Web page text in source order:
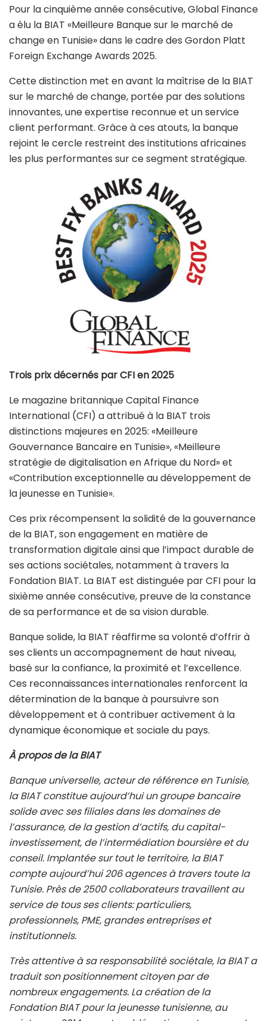
Pour la cinquième année consécutive, Global Finance
a élu la BIAT «Meilleure Banque sur le marché de
change en Tunisie» dans le cadre des Gordon Platt
Foreign Exchange Awards 2025.
Cette distinction met en avant la maîtrise de la BIAT
sur le marché de change, portée par des solutions
innovantes, une expertise reconnue et un service
client performant. Grâce à ces atouts, la banque
rejoint le cercle restreint des institutions africaines
les plus performantes sur ce segment stratégique.
Trois prix décernés par CFI en 2025
Le magazine britannique Capital Finance
International (CFI) a attribué à la BIAT trois
distinctions majeures en 2025: «Meilleure
Gouvernance Bancaire en Tunisie», «Meilleure
stratégie de digitalisation en Afrique du Nord» et
«Contribution exceptionnelle au développement de
la jeunesse en Tunisie».
Ces prix récompensent la solidité de la gouvernance
de la BIAT, son engagement en matière de
transformation digitale ainsi que l’impact durable de
ses actions sociétales, notamment à travers la
Fondation BIAT. La BIAT est distinguée par CFI pour la
sixième année consécutive, preuve de la constance
de sa performance et de sa vision durable.
Banque solide, la BIAT réaffirme sa volonté d’offrir à
ses clients un accompagnement de haut niveau,
basé sur la confiance, la proximité et l’excellence.
Ces reconnaissances internationales renforcent la
détermination de la banque à poursuivre son
développement et à contribuer activement à la
dynamique économique et sociale du pays.
À propos de la BIAT
Banque universelle, acteur de référence en Tunisie,
la BIAT constitue aujourd’hui un groupe bancaire
solide avec ses filiales dans les domaines de
l’assurance, de la gestion d’actifs, du capital-
investissement, de l’intermédiation boursière et du
conseil. Implantée sur tout le territoire, la BIAT
compte aujourd’hui 206 agences à travers toute la
Tunisie. Près de 2500 collaborateurs travaillent au
service de tous ses clients: particuliers,
professionnels, PME, grandes entreprises et
institutionnels.
Très attentive à sa responsabilité sociétale, la BIAT a
traduit son positionnement citoyen par de
nombreux engagements. La création de la
Fondation BIAT pour la jeunesse tunisienne, au